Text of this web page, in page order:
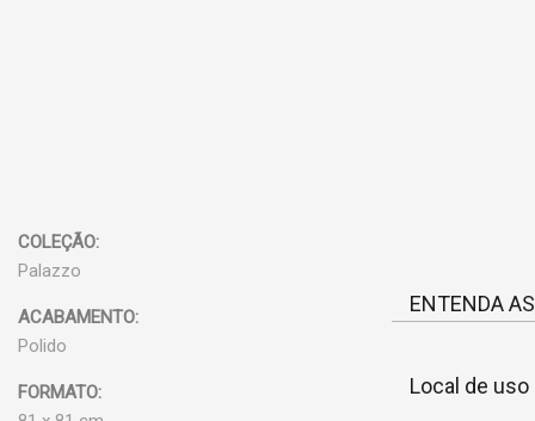
COLEÇÃO:
Palazzo
ACABAMENTO:
Polido
FORMATO:
ENTENDA
Local de uso